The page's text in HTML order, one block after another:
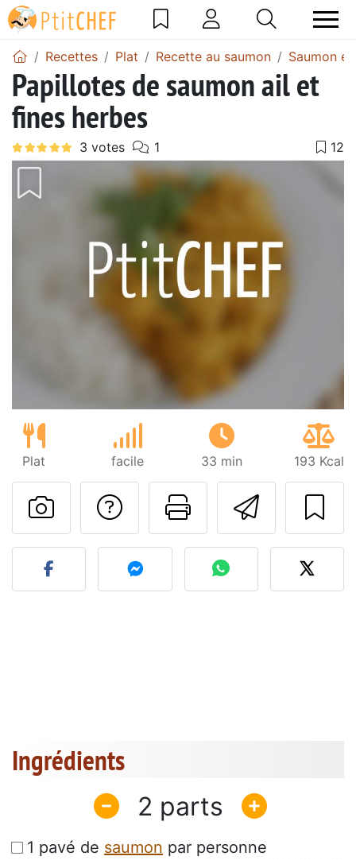
Recettes Plat Recette au saumon Saumon
Papillotes de saumon ail et
fines herbes
Plat facile 33 min 193 Kcal
Imprimer
Poser une
Publier votre photo de
Ingrédients
2
1 pavé de saumon par personne